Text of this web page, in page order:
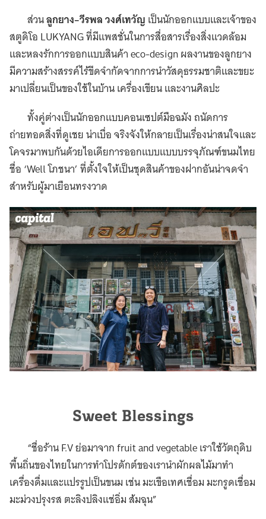
ส่วนลูกยาง–วีรพล วงศ์เทวัญ เป็นนักออกแบบและเจ้าของ
สตูดิโอ LUKYANG ที่มีแพสชั่นในการสื่อสารเรื่องสิ่งแวดล้อม
และหลงรักการออกแบบสินค้า eco-design ผลงานของลูกยาง
มีความสร้างสรรค์ไร้ขีดจำกัดจากการนำวัสดุธรรมชาติและขยะ
มาเปลี่ยนเป็นของใช้ในบ้าน เครื่องเขียน และงานศิลปะ
ทั้งคู่ต่างเป็นนักออกแบบคอนเซปต์มือฉมัง ถนัดการ
ถ่ายทอดสิ่งที่ดูเชย น่าเบื่อ จริงจังให้กลายเป็นเรื่องน่าสนใจและ
โคจรมาพบกันด้วยไอเดียการออกแบบแบบบรรจุภัณฑ์ขนมไทย
ชื่อ ‘Well โภชนา’ ที่ตั้งใจให้เป็นชุดสินค้าของฝากอันน่าจดจำ
สำหรับผู้มาเยือนทรงวาด
Sweet Blessings
“ชื่อร้าน F.V ย่อมาจาก fruit and vegetable เราใช้วัตถุดิบ
พื้นถิ่นของไทยในการทำโปรดักต์ของเรานำผักผลไม้มาทำ
เครื่องดื่มและแปรรูปเป็นขนม เช่น มะเขือเทศเชื่อม มะกรูดเชื่อม
มะม่วงปรุงรส ตะลิงปลิงแช่อิ่ม ส้มฉุน”